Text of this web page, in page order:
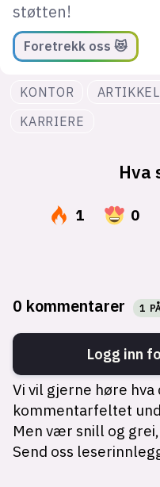
støtten!
Foretrekk oss 😻
KONTOR ARTIKKEL
KARRIERE